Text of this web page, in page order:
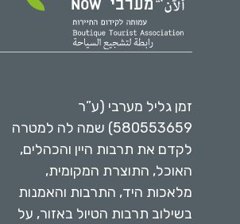
זמן גליל מערבי (ע”ר
580553659) שמה לה למטרה
לקדם את תרבות היין והכהלים,
האוכל, התוצרת המקומית,
מלאכות היד, התרבות והאמנות
בשילוב תרבות הטיול באזור, על